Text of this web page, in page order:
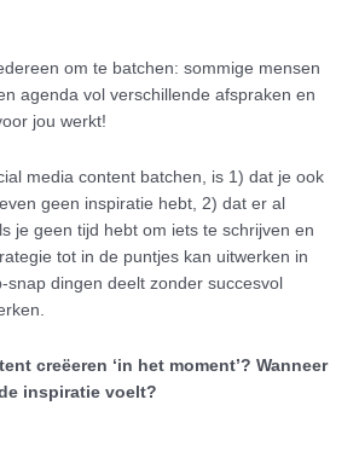
om te batchen: sommige mensen
agenda vol verschillende afspraken en
jou werkt!
media content batchen, is 1) dat je ook
geen inspiratie hebt, 2) dat er al
je geen tijd hebt om iets te schrijven en
tot in de puntjes kan uitwerken in
snap dingen deelt zonder succesvol
creëeren ‘in het moment’? Wanneer
inspiratie voelt?